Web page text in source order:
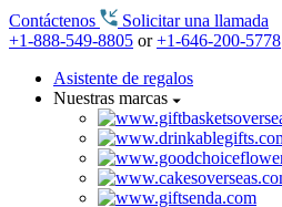
Contáctenos
Solicitar una llamada
+1-888-549-8805 or+1-646-200-5778
Asistente de regalos
Nuestras marcas